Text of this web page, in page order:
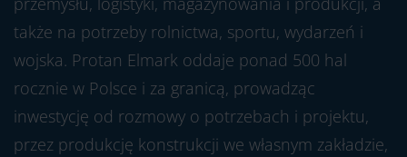
także na potrzeby rolnictwa, sportu, wydarzeń i
wojska. Protan Elmark oddaje ponad 500 hal
rocznie w Polsce i za granicą, prowadząc
inwestycję od rozmowy o potrzebach i projektu,
przez produkcję konstrukcji we własnym zakładzie,